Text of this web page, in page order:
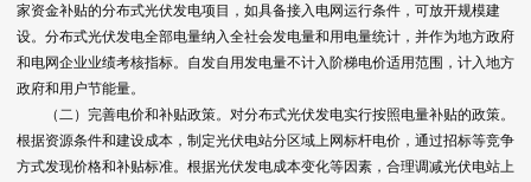
家资金补贴的分布式光伏发电项目，如具备接入电网运行条件，可放开规模建
设。分布式光伏发电全部电量纳入全社会发电量和用电量统计，并作为地方政府
和电网企业业绩考核指标。自发自用发电量不计入阶梯电价适用范围，计入地方
政府和用户节能量。
（二）完善电价和补贴政策。对分布式光伏发电实行按照电量补贴的政策。
根据资源条件和建设成本，制定光伏电站分区域上网标杆电价，通过招标等竞争
方式发现价格和补贴标准。根据光伏发电成本变化等因素，合理调减光伏电站上